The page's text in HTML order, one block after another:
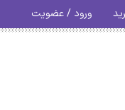
ورود / عضویت